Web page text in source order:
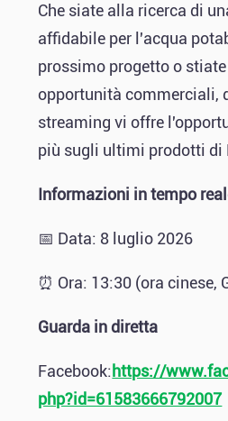
Che siate alla ricerca di
affidabile per l'acqua
prossimo progetto o
opportunità commerciali,
streaming vi offre
più sugli ultimi prodotti di
Informazioni in tempo
📅 Data: 8 luglio 2026
⏰ Ora: 13:30 (ora cinese,
Guarda in diretta
Facebook:https://
php?id=61583666792007